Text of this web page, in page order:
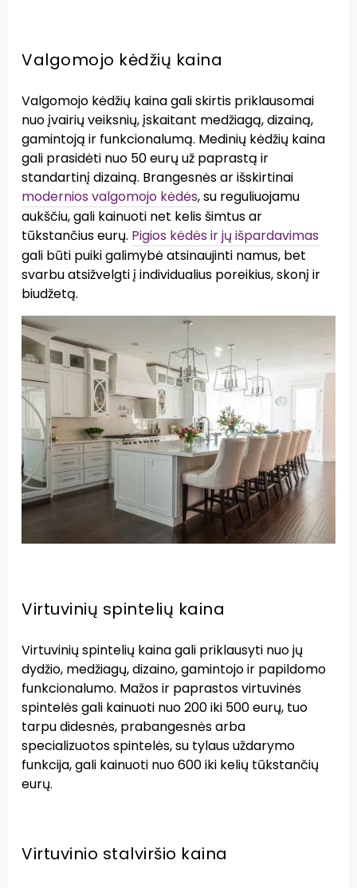
Valgomojo kėdžių kaina
Valgomojo kėdžių kaina gali skirtis priklausomai
nuo įvairių veiksnių, įskaitant medžiagą, dizainą,
gamintoją ir funkcionalumą. Medinių kėdžių kaina
gali prasidėti nuo 50 eurų už paprastą ir
standartinį dizainą. Brangesnės ar išskirtinai
modernios valgomojo kėdės, su reguliuojamu
aukščiu, gali kainuoti net kelis šimtus ar
tūkstančius eurų. Pigios kėdės ir jų išpardavimas
gali būti puiki galimybė atsinaujinti namus, bet
svarbu atsižvelgti į individualius poreikius, skonį ir
biudžetą.
Virtuvinių spintelių kaina
Virtuvinių spintelių kaina gali priklausyti nuo jų
dydžio, medžiagų, dizaino, gamintojo ir papildomo
funkcionalumo. Mažos ir paprastos virtuvinės
spintelės gali kainuoti nuo 200 iki 500 eurų, tuo
tarpu didesnės, prabangesnės arba
specializuotos spintelės, su tylaus uždarymo
funkcija, gali kainuoti nuo 600 iki kelių tūkstančių
eurų.
Virtuvinio stalviršio kaina